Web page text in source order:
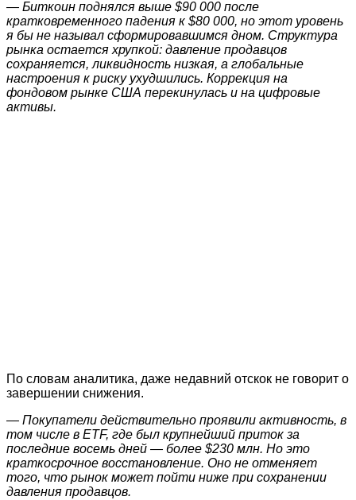
— Биткоин поднялся выше $90 000 после
кратковременного падения к $80 000, но этот уровень
я бы не называл сформировавшимся дном. Структура
рынка остается хрупкой: давление продавцов
сохраняется, ликвидность низкая, а глобальные
настроения к риску ухудшились. Коррекция на
фондовом рынке США перекинулась и на цифровые
активы.
По словам аналитика, даже недавний отскок не говорит о
завершении снижения.
— Покупатели действительно проявили активность, в
том числе в ETF, где был крупнейший приток за
последние восемь дней — более $230 млн. Но это
краткосрочное восстановление. Оно не отменяет
того, что рынок может пойти ниже при сохранении
давления продавцов.